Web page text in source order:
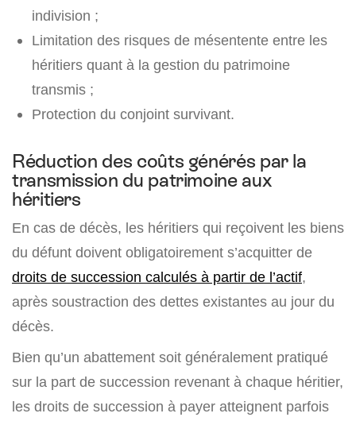
indivision ;
Limitation des risques de mésentente entre les
héritiers quant à la gestion du patrimoine
transmis ;
Protection du conjoint survivant.
Réduction des coûts générés par la
transmission du patrimoine aux
héritiers
En cas de décès, les héritiers qui reçoivent les biens
du défunt doivent obligatoirement s’acquitter de
droits de succession calculés à partir de l’actif,
après soustraction des dettes existantes au jour du
décès.
Bien qu’un abattement soit généralement pratiqué
sur la part de succession revenant à chaque héritier,
les droits de succession à payer atteignent parfois